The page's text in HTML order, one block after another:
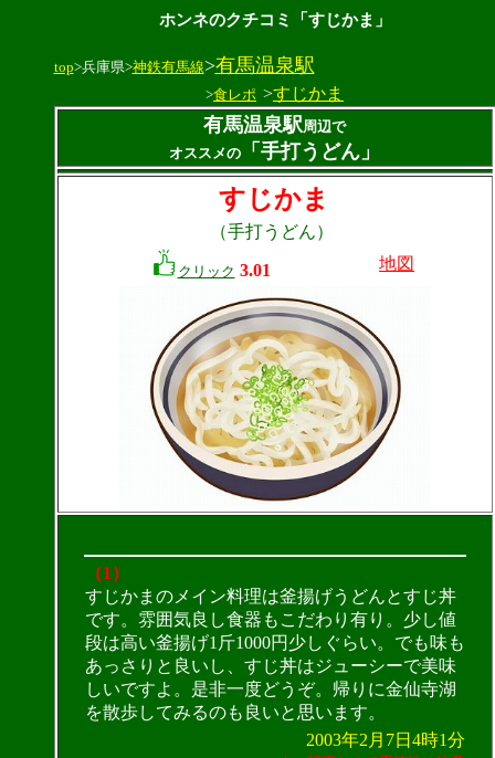
ホンネのクチコミ「すじかま」
top>兵庫県>神鉄有馬線>有馬温泉駅
>食レポ >すじかま
有馬温泉駅周辺で
オススメの
「手打うどん」
すじかま
（手打うどん）
クリック 3.01 地図
（1）
すじかまのメイン料理は釜揚げうどんとすじ丼
です。雰囲気良し食器もこだわり有り。少し値
段は高い釜揚げ1斤1000円少しぐらい。でも味も
あっさりと良いし、すじ丼はジューシーで美味
しいですよ。是非一度どうぞ。帰りに金仙寺湖
を散歩してみるのも良いと思います。
2003年2月7日4時1分